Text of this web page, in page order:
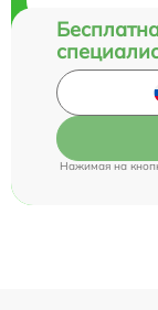
Нажимая на